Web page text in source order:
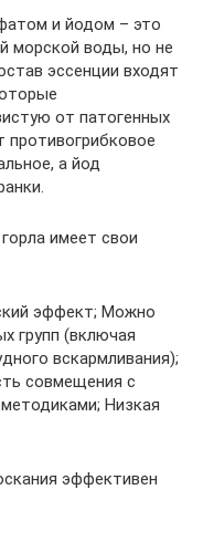
и йодом – это
морской воды, но не
эссенции входят
от патогенных
противогрибковое
а йод
имеет свои
эффект; Можно
групп (включая
вскармливания);
совмещения с
Низкая
эффективен